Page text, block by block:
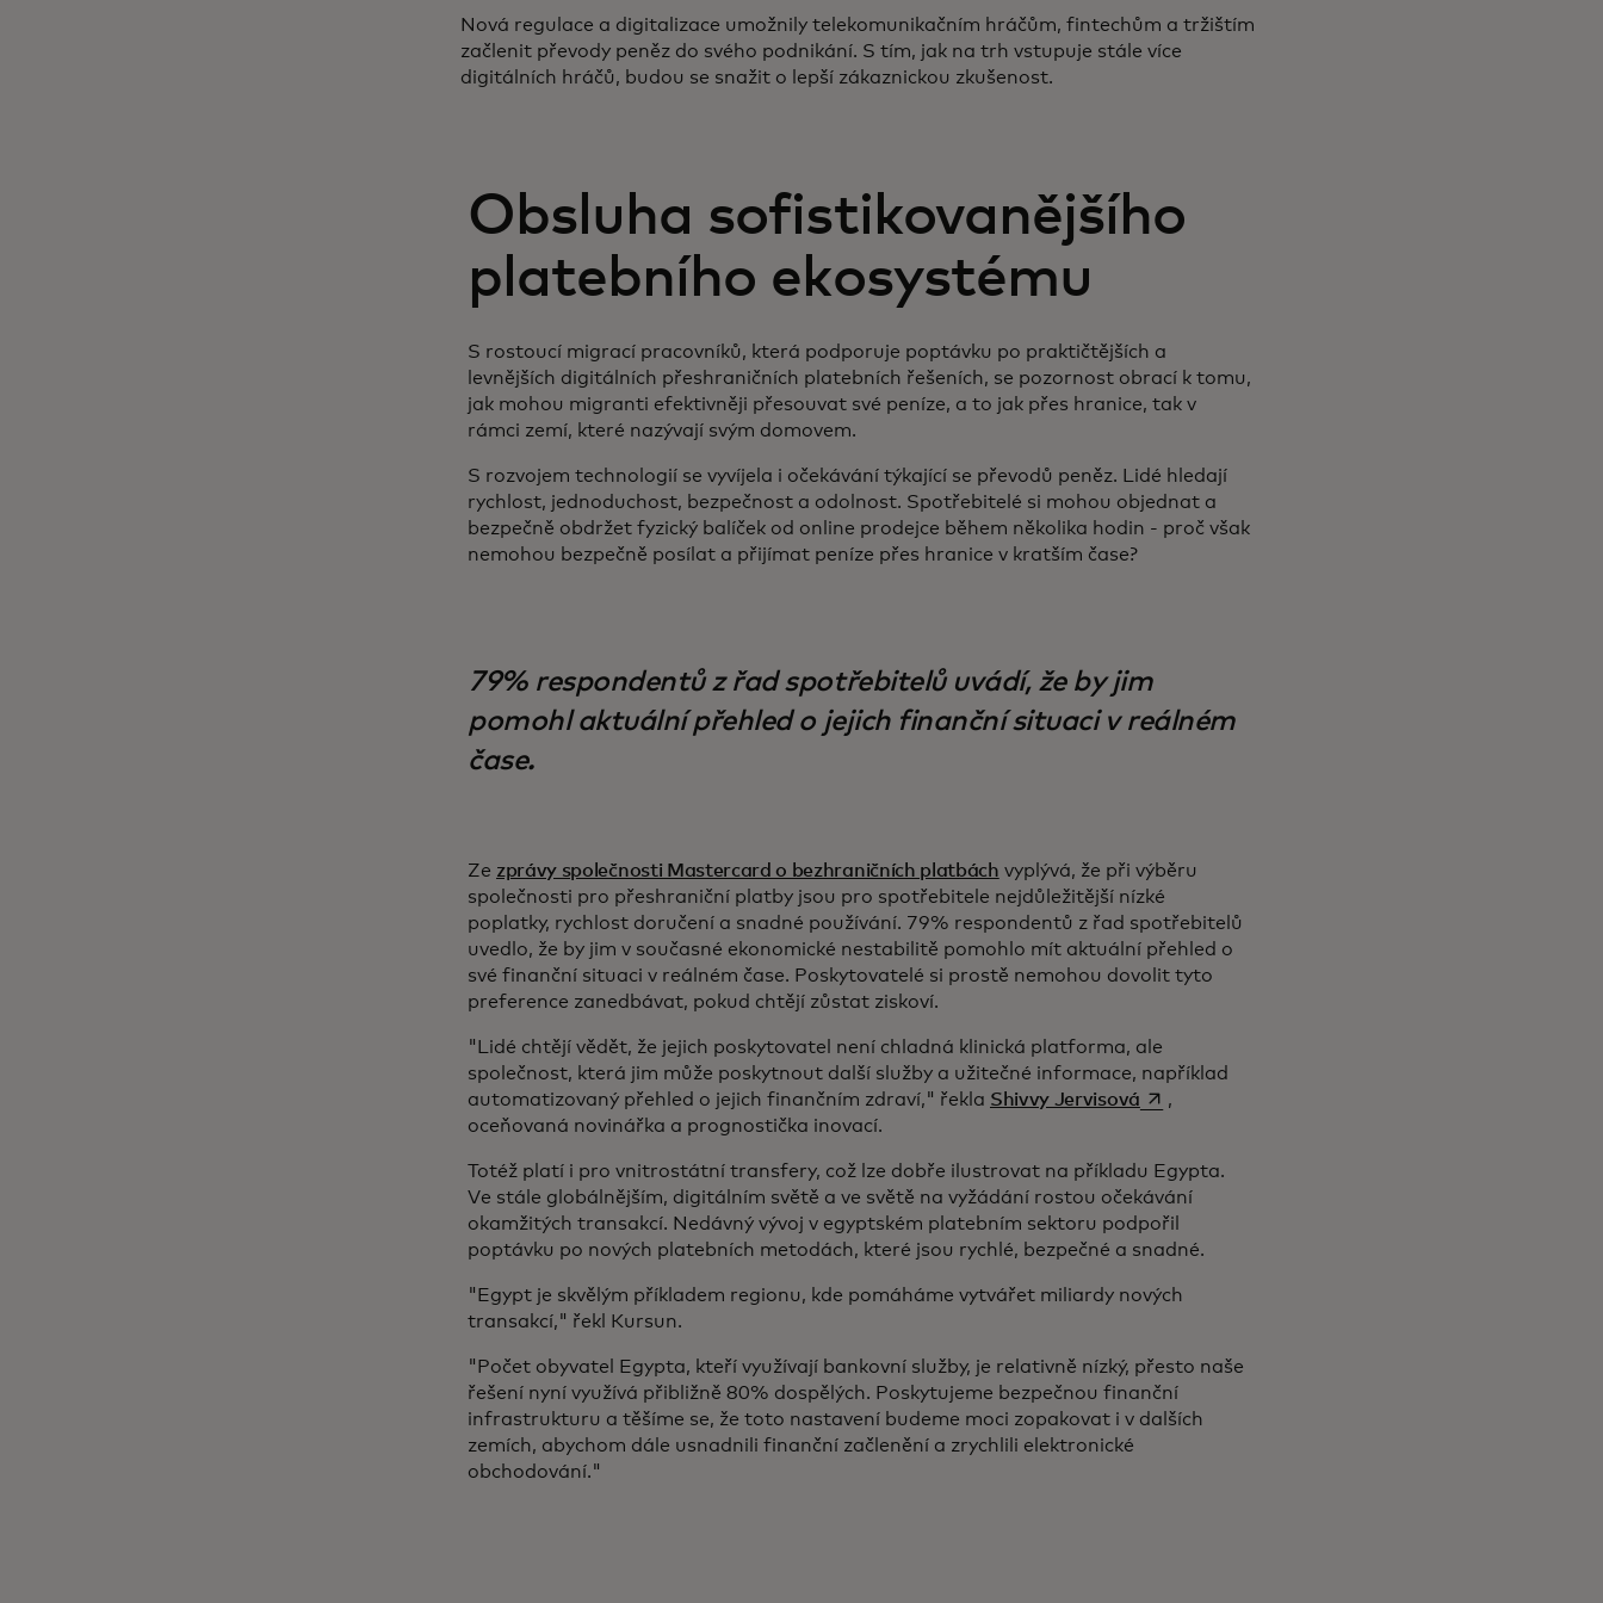
Nová regulace a digitalizace umožnily telekomunikačním hráčům, fintechům a tržištím
začlenit převody peněz do svého podnikání. S tím, jak na trh vstupuje stále více
digitálních hráčů, budou se snažit o lepší zákaznickou zkušenost.
Obsluha sofistikovanějšího
platebního ekosystému
S rostoucí migrací pracovníků, která podporuje poptávku po praktičtějších a
levnějších digitálních přeshraničních platebních řešeních, se pozornost obrací k tomu,
jak mohou migranti efektivněji přesouvat své peníze, a to jak přes hranice, tak v
rámci zemí, které nazývají svým domovem.
S rozvojem technologií se vyvíjela i očekávání týkající se převodů peněz. Lidé hledají
rychlost, jednoduchost, bezpečnost a odolnost. Spotřebitelé si mohou objednat a
bezpečně obdržet fyzický balíček od online prodejce během několika hodin - proč však
nemohou bezpečně posílat a přijímat peníze přes hranice v kratším čase?
79% respondentů z řad spotřebitelů uvádí, že by jim
pomohl aktuální přehled o jejich finanční situaci v reálném
čase.
Ze zprávy společnosti Mastercard o bezhraničních platbách vyplývá, že při výběru
společnosti pro přeshraniční platby jsou pro spotřebitele nejdůležitější nízké
poplatky, rychlost doručení a snadné používání. 79% respondentů z řad spotřebitelů
uvedlo, že by jim v současné ekonomické nestabilitě pomohlo mít aktuální přehled o
své finanční situaci v reálném čase. Poskytovatelé si prostě nemohou dovolit tyto
preference zanedbávat, pokud chtějí zůstat ziskoví.
"Lidé chtějí vědět, že jejich poskytovatel není chladná klinická platforma, ale
společnost, která jim může poskytnout další služby a užitečné informace, například
automatizovaný přehled o jejich finančním zdraví," řekla Shivvy Jervisováopens in a new tab
,
oceňovaná novinářka a prognostička inovací.
Totéž platí i pro vnitrostátní transfery, což lze dobře ilustrovat na příkladu Egypta.
Ve stále globálnějším, digitálním světě a ve světě na vyžádání rostou očekávání
okamžitých transakcí. Nedávný vývoj v egyptském platebním sektoru podpořil
poptávku po nových platebních metodách, které jsou rychlé, bezpečné a snadné.
"Egypt je skvělým příkladem regionu, kde pomáháme vytvářet miliardy nových
transakcí," řekl Kursun.
"Počet obyvatel Egypta, kteří využívají bankovní služby, je relativně nízký, přesto naše
řešení nyní využívá přibližně 80% dospělých. Poskytujeme bezpečnou finanční
infrastrukturu a těšíme se, že toto nastavení budeme moci zopakovat i v dalších
zemích, abychom dále usnadnili finanční začlenění a zrychlili elektronické
obchodování."